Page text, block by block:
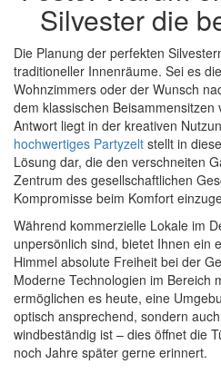
Silvester die
Die Planung der perfekten
traditioneller Innenräume. Sei es
Wohnzimmers oder der Wunsch
dem klassischen
Antwort liegt in der kreativen
hochwertiges Partyzelt stellt in
Lösung dar, die den verschneiten
Zentrum des gesellschaftlichen
Kompromisse beim Komfort
Während kommerzielle Lokale im
unpersönlich sind, bietet Ihnen ein
Himmel absolute Freiheit bei der
Moderne Technologien im Bereich
ermöglichen es heute, eine
optisch ansprechend, sondern
windbeständig ist – dies öffnet die
noch Jahre später gerne erinnert.